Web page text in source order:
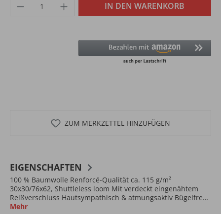
IN DEN WARENKORB
ZUM MERKZETTEL HINZUFÜGEN
EIGENSCHAFTEN
100 % Baumwolle Renforcé-Qualität ca. 115 g/m²
30x30/76x62, Shuttleless loom Mit verdeckt eingenähtem
Reißverschluss Hautsympathisch & atmungsaktiv Bügelfre…
Mehr